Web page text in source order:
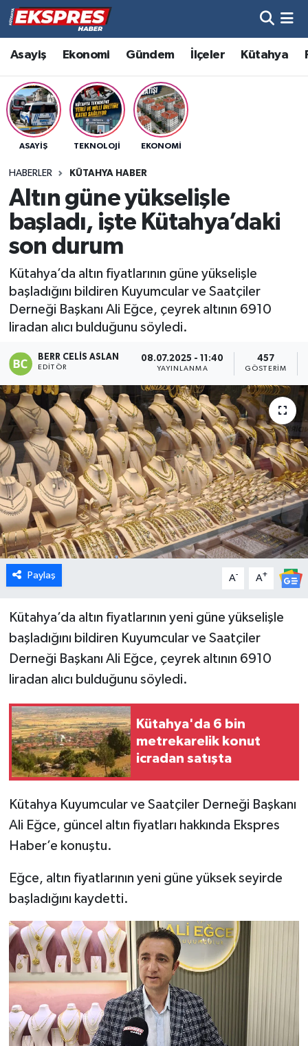
Asayiş Ekonomi Gündem İlçeler Kütahya
ASAYIŞ TEKNOLOJI EKONOMI
HABERLER KÜTAHYA HABER
Altın güne yükselişle
başladı, işte Kütahya’daki
son durum
Kütahya’da altın fiyatlarının güne yükselişle
başladığını bildiren Kuyumcular ve Saatçiler
Derneği Başkanı Ali Eğce, çeyrek altının 6910
liradan alıcı bulduğunu söyledi.
BERR CELIS ASLAN
EDITÖR
08.07.2025 - 11:40
YAYINLANMA
457
GÖSTERIM
Paylaş A- A+
Kütahya’da altın fiyatlarının yeni güne yükselişle
başladığını bildiren Kuyumcular ve Saatçiler
Derneği Başkanı Ali Eğce, çeyrek altının 6910
liradan alıcı bulduğunu söyledi.
Kütahya'da 6 bin
metrekarelik konut
icradan satışta
Kütahya Kuyumcular ve Saatçiler Derneği Başkanı
Ali Eğce, güncel altın fiyatları hakkında Ekspres
Haber’e konuştu.
Eğce, altın fiyatlarının yeni güne yüksek seyirde
başladığını kaydetti.
Altıntaş
Asayiş
Aslanapa
Bölge
Çavdarhisar
Dumlupınar
Dünya
Eğitim
Ekonomi
Emet
Foto Galeri
Gediz
Genel
Gündem
Hisarcık
İlçeler
Köşe Yazıları
Kültür Sanat
Kütahya
Otomobil
Politika
Resmi İlan
Rüya Tabirleri
Sağlık
Şaphane
Hava Durumu
Trafik Durumu
Süper Lig Puan Durumu ve Fikstür
Son Dakika Haberleri
Haber Arşivi